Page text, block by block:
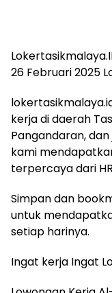
26 Februari 2025
kerja di daerah
Pangandaran,
kami
terpercaya dari
Simpan dan
untuk
setiap harinya.
Ingat kerja Ingat